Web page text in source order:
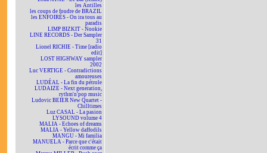
les Antilles
les coups de foudre de BRAZIL
les ENFOIRÉS - On ira tous au
paradis
LIMP BIZKIT - Nookie
LINE RECORDS - Der Sampler
31
Lionel RICHIE - Time [radio
edit]
LOST HIGHWAY sampler
2002
Luc VERTIGE - Contradictions
amoureuses
LUDÉAL - La fin du pétrole
LUDAIZE - Next generation,
rythm'n'pop music
Ludovic BEIER New Quartet -
Chilltimes
Luz CASAL - La pasion
LYSOUND volume 4
MALIA - Echoes of dreams
MALIA - Yellow daffodils
MANGU - Mi familia
MANUELA - Parce que c'était
écrit comme ça